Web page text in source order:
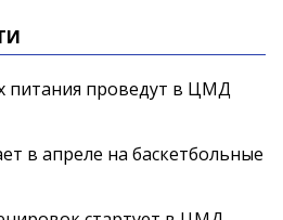
питания проведут в ЦМД
в апреле на баскетбольные